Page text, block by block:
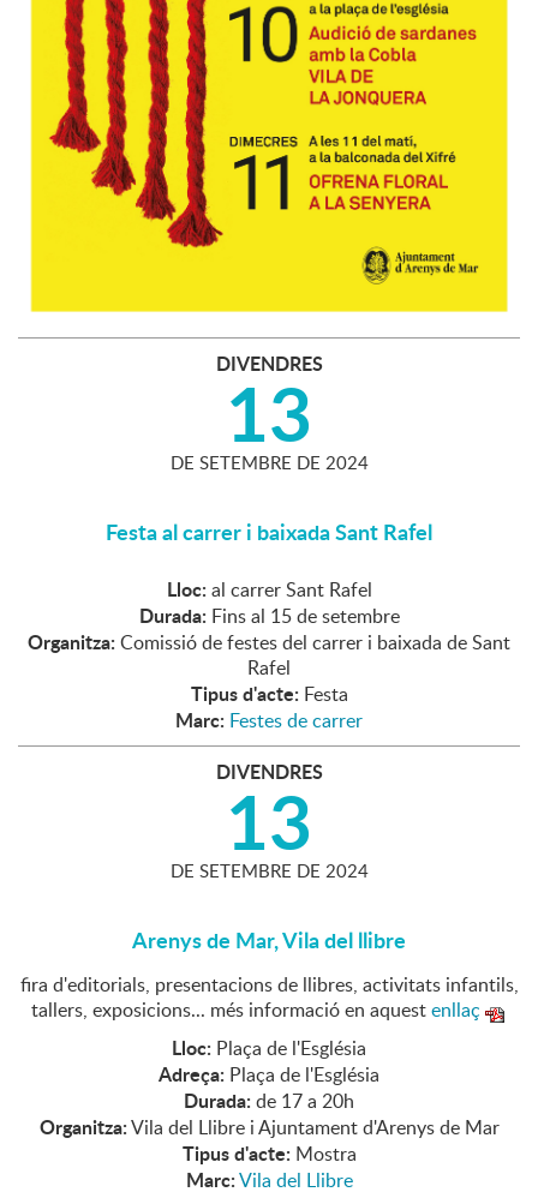
DIVENDRES
13
DE SETEMBRE DE 2024
Festa al carrer i baixada Sant Rafel
Lloc: al carrer Sant Rafel
Durada: Fins al 15 de setembre
Organitza: Comissió de festes del carrer i baixada de Sant
Rafel
Tipus d'acte: Festa
Marc: Festes de carrer
DIVENDRES
13
DE SETEMBRE DE 2024
Arenys de Mar, Vila del llibre
fira d'editorials, presentacions de llibres, activitats infantils,
tallers, exposicions... més informació en aquestenllaç
Lloc: Plaça de l'Església
Adreça: Plaça de l'Església
Durada: de 17 a 20h
Organitza:Vila del Llibre i Ajuntament d'Arenys de Mar
Tipus d'acte: Mostra
Marc:Vila del Llibre